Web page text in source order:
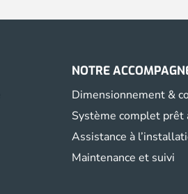
NOTRE
Dimensionnement &
Système complet prêt
Assistance à
Maintenance et suivi